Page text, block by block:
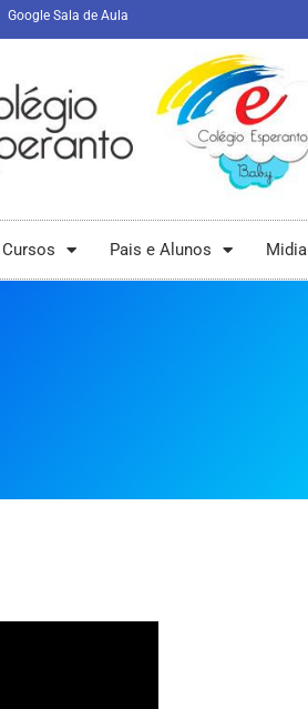
Google Sala de Aula
Cursos Pais e Alunos Midia